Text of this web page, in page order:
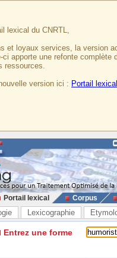
lexical du CNRTL,
et loyaux services, la version
ci apporte une refonte
ressources.
version ici : Portail lexical
Portail lexical Corpus
Lexicographie
Entrez une forme